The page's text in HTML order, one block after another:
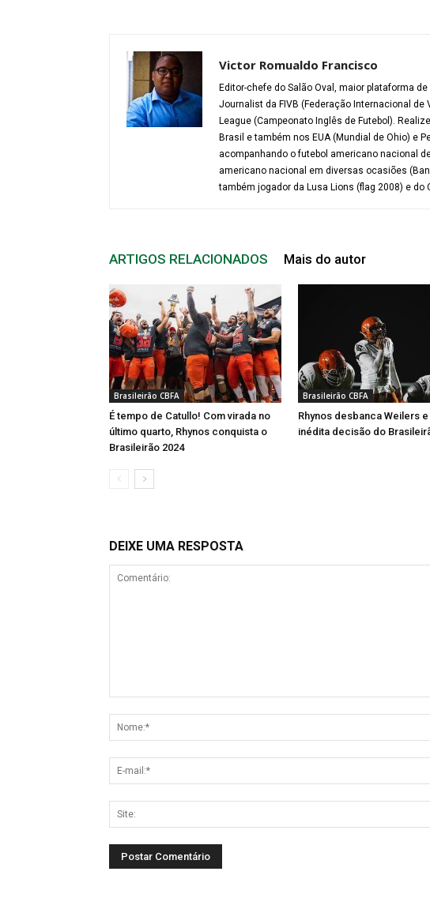
Victor Romualdo Francisco
Editor-chefe do Salão Oval, maior plataforma
Journalist da FIVB (Federação Internacional de
League (Campeonato Inglês de Futebol).
Brasil e também nos EUA (Mundial de Ohio) e
acompanhando o futebol americano nacional
americano nacional em diversas ocasiões
também jogador da Lusa Lions (flag 2008) e
ARTIGOS RELACIONADOS Mais do autor
Brasileirão CBFA
É tempo de Catullo! Com virada no
último quarto, Rhynos conquista o
Brasileirão 2024
Brasileirão CBFA
Rhynos desbanca Weilers
inédita decisão do
DEIXE UMA RESPOSTA